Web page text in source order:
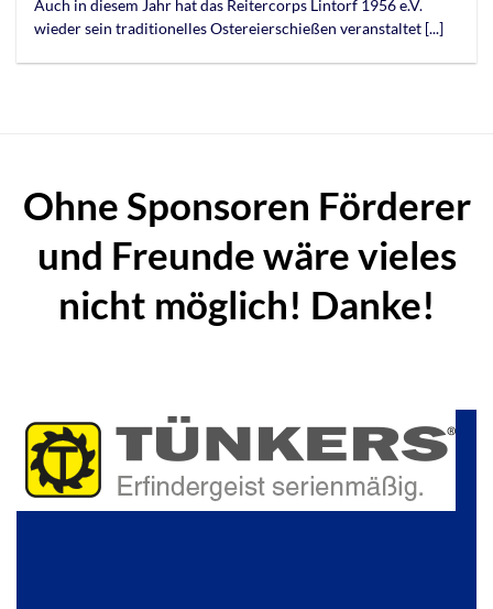
Auch in diesem Jahr hat das Reitercorps Lintorf 1956 e.V.
wieder sein traditionelles Ostereierschießen veranstaltet [...]
Ohne Sponsoren Förderer
und Freunde wäre vieles
nicht möglich! Danke!